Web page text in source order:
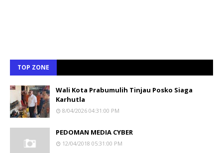
TOP ZONE
Wali Kota Prabumulih Tinjau Posko Siaga
Karhutla
8/04/2026 04:31:00 PM
PEDOMAN MEDIA CYBER
12/04/2018 05:31:00 PM